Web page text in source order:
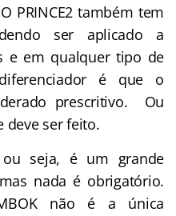
PRINCE2 também tem
ser aplicado a
e em qualquer tipo de
é que o
prescritivo. Ou
deve ser feito.
seja, é um grande
nada é obrigatório.
não é a única